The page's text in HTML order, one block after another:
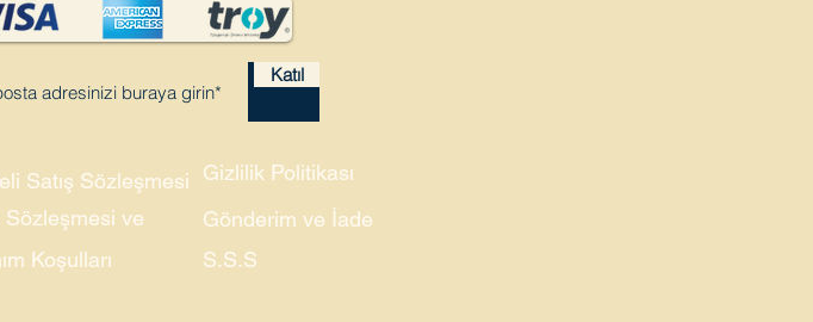
Katıl
Sözleşmesi ve
Satış Sözleşmesi
Gönderim ve İade
Koşulları
S.S.S
Gizlilik Politikası